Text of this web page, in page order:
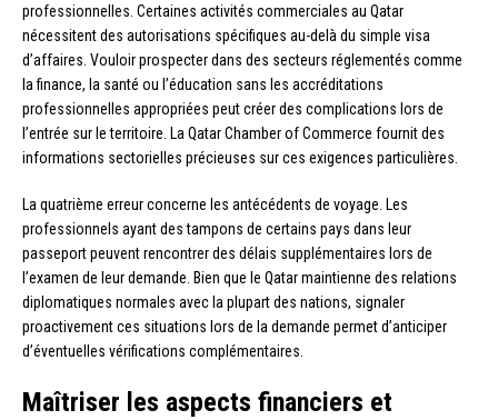
professionnelles. Certaines activités commerciales au Qatar
nécessitent des autorisations spécifiques au-delà du simple visa
d’affaires. Vouloir prospecter dans des secteurs réglementés comme
la finance, la santé ou l’éducation sans les accréditations
professionnelles appropriées peut créer des complications lors de
l’entrée sur le territoire. La Qatar Chamber of Commerce fournit des
informations sectorielles précieuses sur ces exigences particulières.
La quatrième erreur concerne les antécédents de voyage. Les
professionnels ayant des tampons de certains pays dans leur
passeport peuvent rencontrer des délais supplémentaires lors de
l’examen de leur demande. Bien que le Qatar maintienne des relations
diplomatiques normales avec la plupart des nations, signaler
proactivement ces situations lors de la demande permet d’anticiper
d’éventuelles vérifications complémentaires.
Maîtriser les aspects financiers et